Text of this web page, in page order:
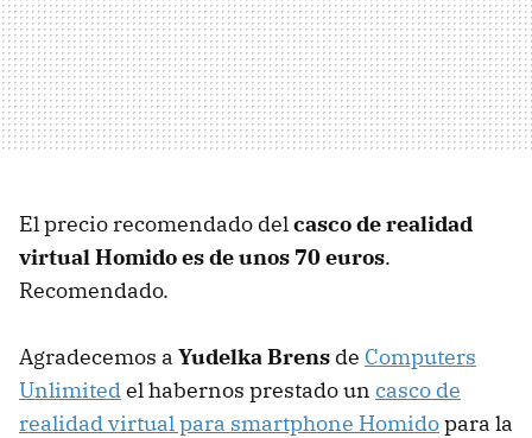
El precio recomendado delcasco de realidad
virtual Homido es de unos 70 euros.
Recomendado.
Agradecemos a Yudelka Brens de Computers
Unlimitedel habernos prestado un casco de
realidad virtual para smartphone Homidopara la